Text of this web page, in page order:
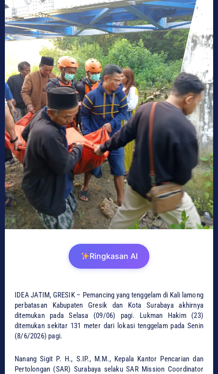
Ringkasan AI
IDEA JATIM, GRESIK – Pemancing yang tenggelam di Kali lamong
perbatasan Kabupaten Gresik dan Kota Surabaya akhirnya
ditemukan pada Selasa (09/06) pagi. Lukman Hakim (23)
ditemukan sekitar 131 meter dari lokasi tenggelam pada Senin
(8/6/2026) pagi.
Nanang Sigit P. H., S.IP., M.M., Kepala Kantor Pencarian dan
Pertolongan (SAR) Surabaya selaku SAR Mission Coordinator